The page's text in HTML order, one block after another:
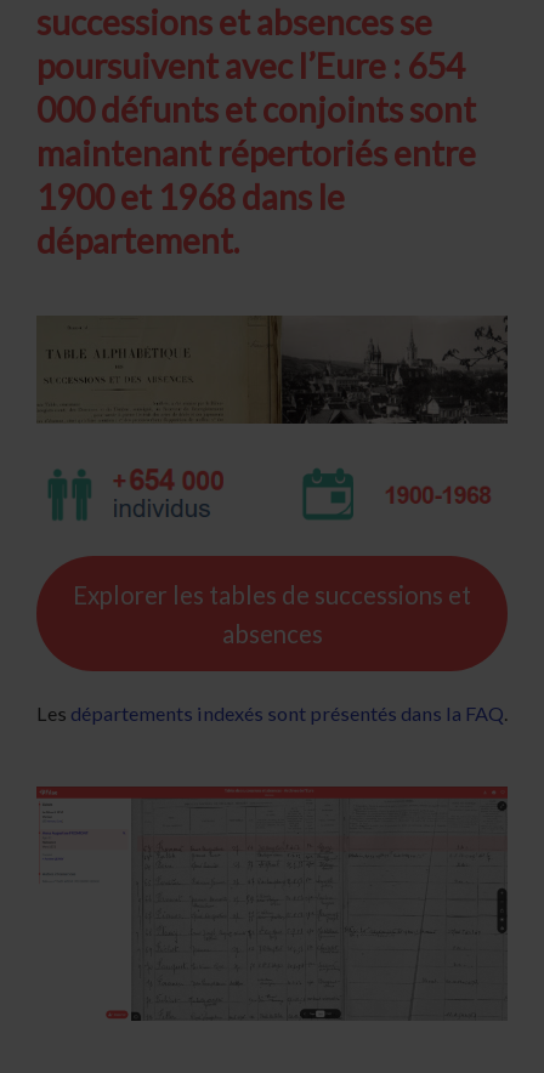
successions et absences se
poursuivent avec l’Eure : 654
000 défunts et conjoints sont
maintenant répertoriés entre
1900 et 1968 dans le
département.
Explorer les tables de successions et
absences
Les départements indexés sont présentés dans la FAQ.